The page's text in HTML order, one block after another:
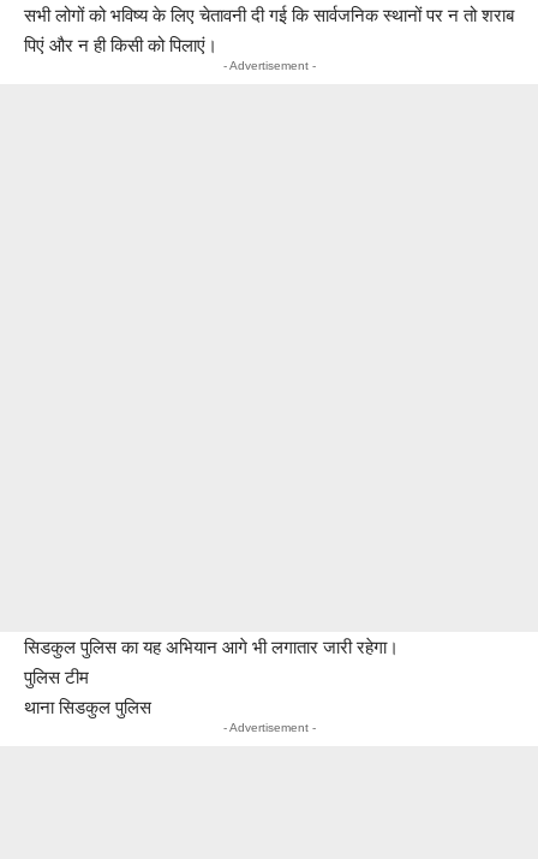
सभी लोगों को भविष्य के लिए चेतावनी दी गई कि सार्वजनिक स्थानों पर न तो शराब
पिएं और न ही किसी को पिलाएं।
- Advertisement -
सिडकुल पुलिस का यह अभियान आगे भी लगातार जारी रहेगा।
पुलिस टीम
थाना सिडकुल पुलिस
- Advertisement -